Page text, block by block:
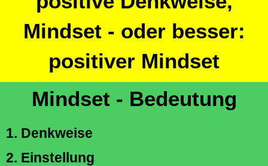
Mindset - oder besser:
positiver Mindset
Mindset - Bedeutung
1. Denkweise
2. Einstellung